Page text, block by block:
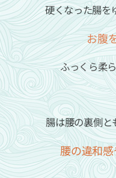
硬くなった腸を
お腹
ふっくら柔
腸は腰の裏側と
腰の違和